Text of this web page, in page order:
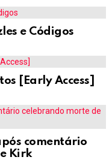
e Códigos
[Early Access]
comentário
Kirk